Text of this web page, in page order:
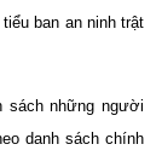
ban an ninh trật
sách những người
danh sách chính